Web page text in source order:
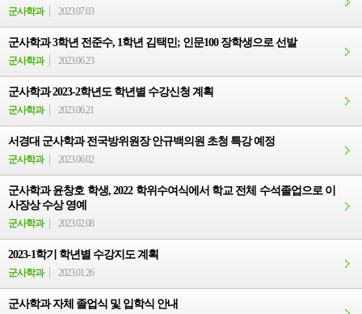
군사학과 2023.07.03
군사학과 3학년 전준수, 1학년 김택민; 인문100 장학생으로 선발
군사학과 2023.06.23
군사학과 2023-2학년도 학년별 수강신청 계획
군사학과 2023.06.21
서경대 군사학과 전국방위원장 안규백의원 초청 특강 예정
군사학과 2023.06.02
군사학과 윤창호 학생, 2022 학위수여식에서 학교 전체 수석졸업으로 이
사장상 수상 영예
군사학과 2023.02.08
2023-1학기 학년별 수강지도 계획
군사학과 2023.01.26
군사학과 자체 졸업식 및 입학식 안내